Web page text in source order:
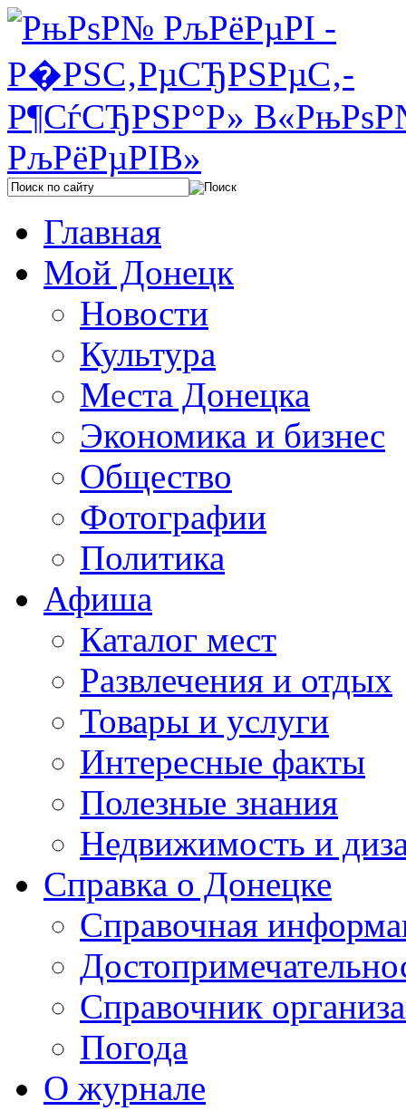
Главная
Мой Донецк
Новости
Культура
Места Донецка
Экономика и бизнес
Общество
Фотографии
Политика
Афиша
Каталог мест
Развлечения и отдых
Товары и услуги
Интересные факты
Полезные знания
Недвижимость и
Справка о Донецке
Справочная
Справочник
Погода
О журнале